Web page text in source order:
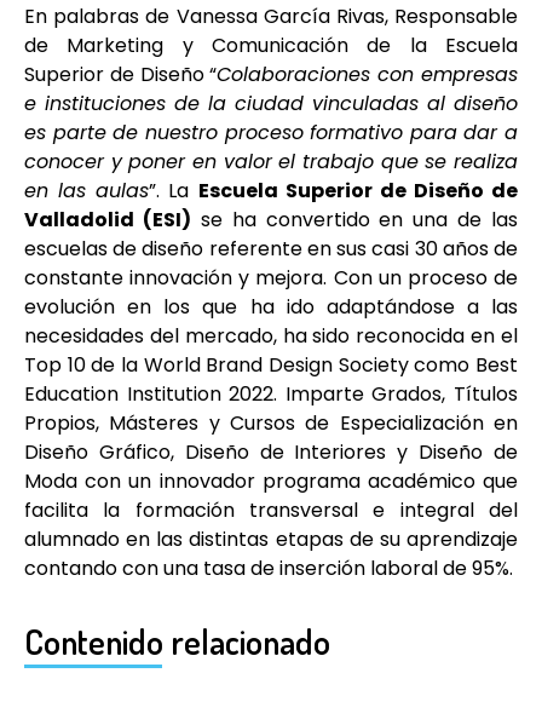
En palabras de Vanessa García Rivas, Responsable
de Marketing y Comunicación de la Escuela
Superior de Diseño “Colaboraciones con empresas
e instituciones de la ciudad vinculadas al diseño
es parte de nuestro proceso formativo para dar a
conocer y poner en valor el trabajo que se realiza
en las aulas”. La Escuela Superior de Diseño de
Valladolid (ESI) se ha convertido en una de las
escuelas de diseño referente en sus casi 30 años de
constante innovación y mejora. Con un proceso de
evolución en los que ha ido adaptándose a las
necesidades del mercado, ha sido reconocida en el
Top 10 de la World Brand Design Society como Best
Education Institution 2022. Imparte Grados, Títulos
Propios, Másteres y Cursos de Especialización en
Diseño Gráfico, Diseño de Interiores y Diseño de
Moda con un innovador programa académico que
facilita la formación transversal e integral del
alumnado en las distintas etapas de su aprendizaje
contando con una tasa de inserción laboral de 95%.
Contenido relacionado